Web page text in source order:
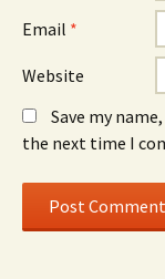
Email *
Website
Save my
the next time I